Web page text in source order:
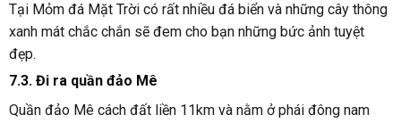
Tại Mỏm đá Mặt Trời có rất nhiều đá biển và những cây thông
xanh mát chắc chắn sẽ đem cho bạn những bức ảnh tuyệt
đẹp.
7.3. Đi ra quần đảo Mê
Quần đảo Mê cách đất liền 11km và nằm ở phái đông nam